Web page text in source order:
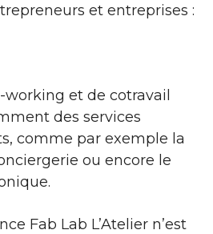
et entreprises :
working et de cotravail
des services
comme par exemple la
ou encore le
Fab Lab L’Atelier n’est